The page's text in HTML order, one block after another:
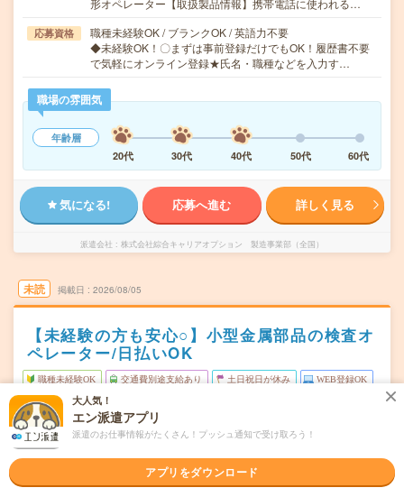
形オペレーター【取扱製品情報】携帯電話に使われる…
応募資格
職種未経験OK / ブランクOK / 英語力不要
◆未経験OK！〇まずは事前登録だけでもOK！履歴書不要
で気軽にオンライン登録★氏名・職種などを入力す…
職場の雰囲気
年齢層
20代
30代 40代 50代 60代
気になる! 応募へ進む 詳しく見る
派遣会社 株式会社綜合キャリアオプション 製造事業部（全国）
未読 掲載日 2026/08/05
【未経験の方も安心○】小型金属部品の検査オ
ペレーター/日払いOK
職種未経験OK 交通費別途支給あり 土日祝日が休み WEB登録OK
派遣
勤務地
滋賀県大津市
大人気！
エン派遣アプリ
派遣のお仕事情報がたくさん！プッシュ通知で受け取ろう！
アプリをダウンロード